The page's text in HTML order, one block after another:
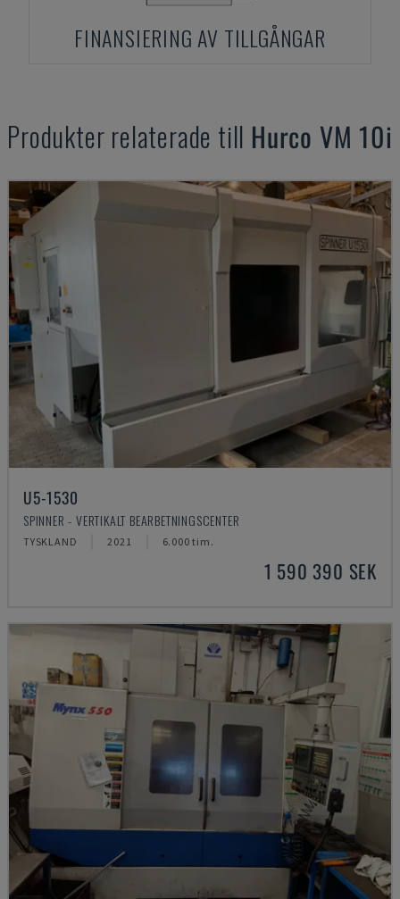
FINANSIERING AV TILLGÅNGAR
Produkter relaterade till Hurco VM 10i
U5-1530
SPINNER - VERTIKALT BEARBETNINGSCENTER
TYSKLAND 2021 6.000 tim.
1 590 390 SEK